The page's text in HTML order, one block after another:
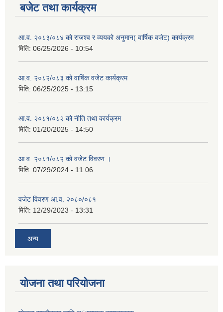
बजेट तथा कार्यक्रम
आ.व. २०८३/०८४ को राजश्व र व्ययको अनुमान( वार्षिक वजेट) कार्यक्रम
मिति: 06/25/2026 - 10:54
आ.व. २०८२/०८३ को वार्षिक वजेट कार्यक्रम
मिति: 06/25/2025 - 13:15
आ.व. २०८१/०८२ को नीति तथा कार्यक्रम
मिति: 01/20/2025 - 14:50
आ.व. २०८१/०८२ को वजेट विवरण ।
मिति: 07/29/2024 - 11:06
वजेट विवरण आ.व. २०८०/०८१
मिति: 12/29/2023 - 13:31
अन्य
योजना तथा परियोजना